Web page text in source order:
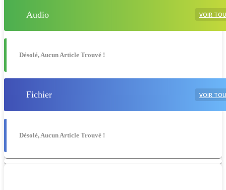
Audio VOIR
Désolé, Aucun Article Trouvé !
Fichier VOIR
Désolé, Aucun Article Trouvé !